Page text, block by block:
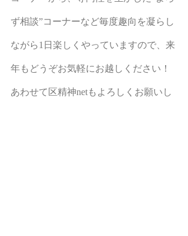
ず相談”コーナーなど毎度趣向を凝らし
ながら1日楽しくやっていますので、来
年もどうぞお気軽にお越しください！
あわせて区精神netもよろしくお願いし